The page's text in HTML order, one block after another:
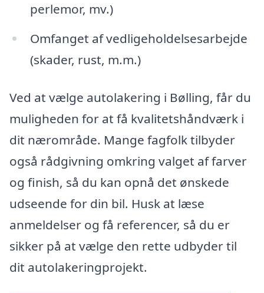
perlemor, mv.)
Omfanget af vedligeholdelsesarbejde
(skader, rust, m.m.)
Ved at vælge autolakering i Bølling, får du
muligheden for at få kvalitetshåndværk i
dit nærområde. Mange fagfolk tilbyder
også rådgivning omkring valget af farver
og finish, så du kan opnå det ønskede
udseende for din bil. Husk at læse
anmeldelser og få referencer, så du er
sikker på at vælge den rette udbyder til
dit autolakeringprojekt.